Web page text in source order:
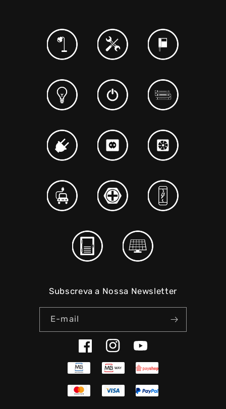
Subscreva a Nossa Newsletter
E-mail
FacebookInstagramYouTube